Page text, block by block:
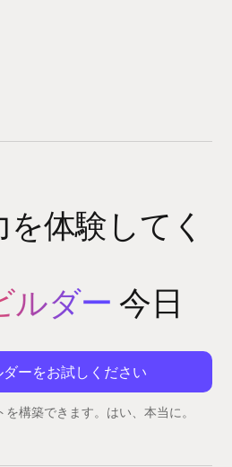
体験してく
ルダー 今日
ーをお試しください
構築できます。はい、本当に。